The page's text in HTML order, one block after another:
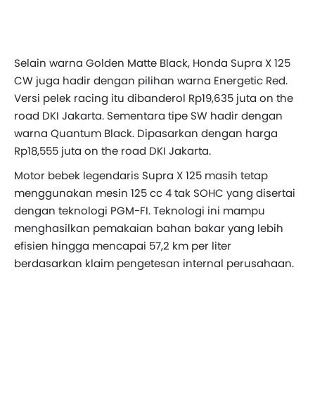
Selain warna Golden Matte Black, Honda Supra X 125
CW juga hadir dengan pilihan warna Energetic Red.
Versi pelek racing itu dibanderol Rp19,635 juta on the
road DKI Jakarta. Sementara tipe SW hadir dengan
warna Quantum Black. Dipasarkan dengan harga
Rp18,555 juta on the road DKI Jakarta.
Motor bebek legendaris Supra X 125 masih tetap
menggunakan mesin 125 cc 4 tak SOHC yang disertai
dengan teknologi PGM-FI. Teknologi ini mampu
menghasilkan pemakaian bahan bakar yang lebih
efisien hingga mencapai 57,2 km per liter
berdasarkan klaim pengetesan internal perusahaan.